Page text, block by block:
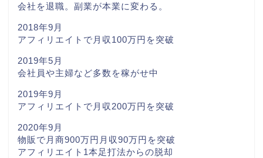
会社を退職。副業が本業に変わる。
2018年9月
アフィリエイトで月収100万円を突破
2019年5月
会社員や主婦など多数を稼がせ中
2019年9月
アフィリエイトで月収200万円を突破
2020年9月
物販で月商900万円月収90万円を突破
アフィリエイト1本足打法からの脱却